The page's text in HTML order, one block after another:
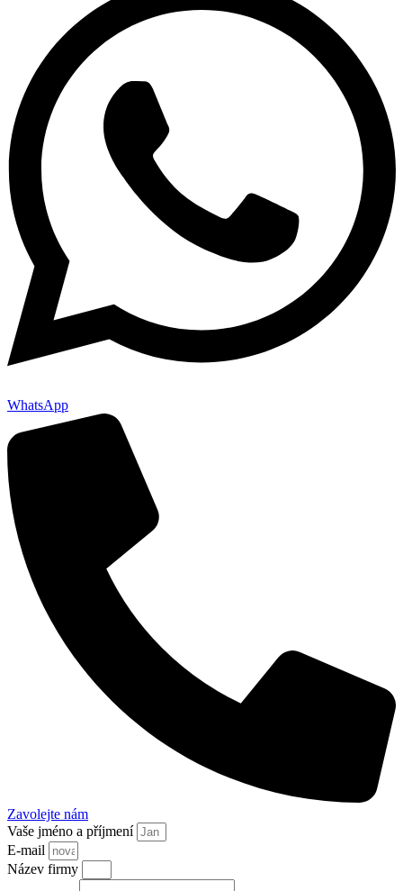
WhatsApp
Zavolejte nám
Vaše jméno a příjmení
E-mail
Název firmy